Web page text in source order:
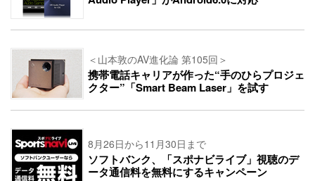
＜山本敦のAV進化論 第105回＞
携帯電話キャリアが作った“手のひらプロジェ
クター”「Smart Beam Laser」を試す
8月26日から11月30日まで
ソフトバンク、「スポナビライブ」視聴のデ
ータ通信料を無料にするキャンペーン